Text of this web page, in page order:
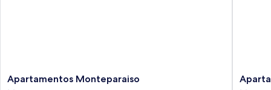
Apartamentos
Apartamentos Monteparaiso